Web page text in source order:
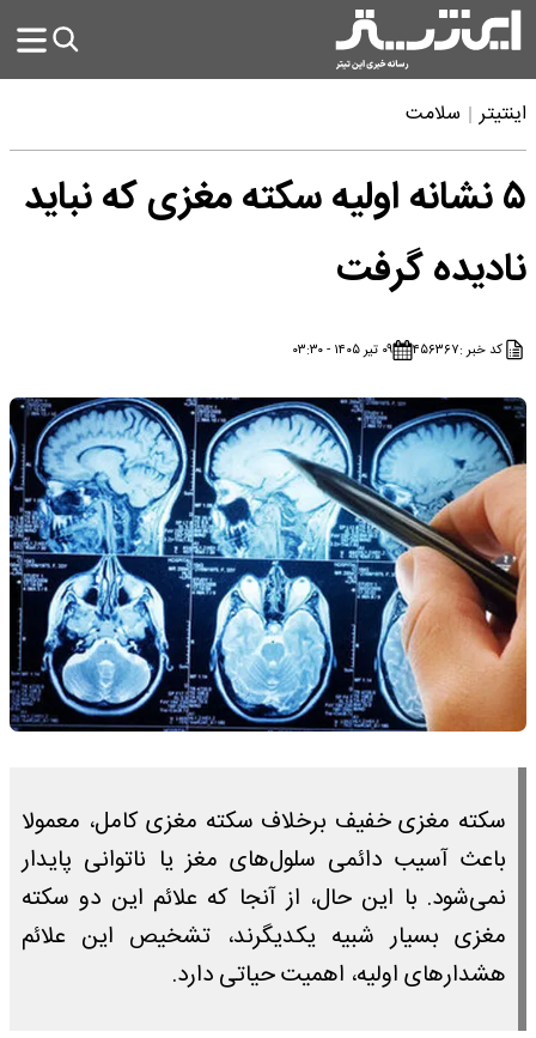
اینتیتر سلامت
۵ نشانه اولیه سکته مغزی که نباید
نادیده گرفت
کد خبر :۴۵۶۳۶۷ ۰۹ تیر ۱۴۰۵ - ۰۳:۳۰
سکته مغزی خفیف برخلاف سکته مغزی کامل، معمولا
باعث آسیب دائمی سلول‌های مغز یا ناتوانی پایدار
نمی‌شود. با این حال، از آنجا که علائم این دو سکته
مغزی بسیار شبیه یکدیگرند، تشخیص این علائم
هشدارهای اولیه، اهمیت حیاتی دارد.